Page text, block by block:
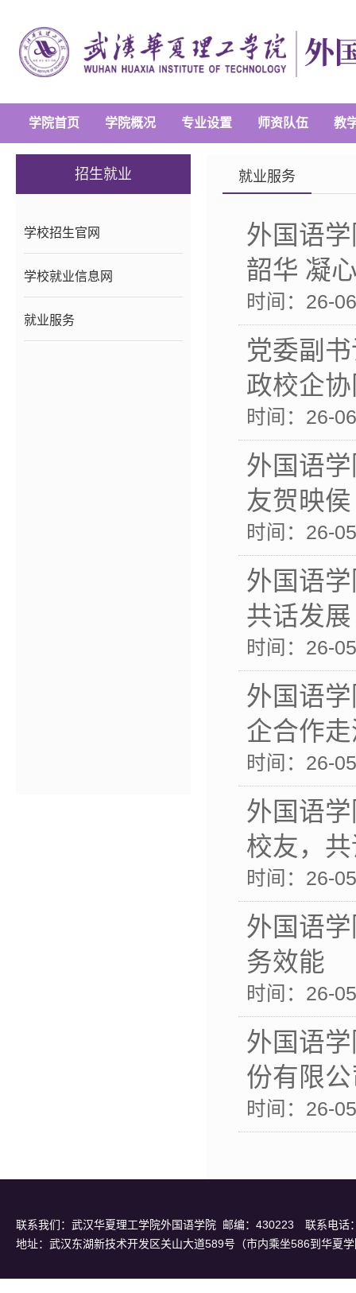
学院首页 学院概况 专业设置 师资队伍 教
招生就业
学校招生官网
学校就业信息网
就业服务
就业服务
外国语
韶华 凝
时间：26-
党委副
政校企
时间：26-
外国语
友贺映侯
时间：26-
外国语
共话发展
时间：26-
外国语
企合作
时间：26-
外国语
校友，
时间：26-
外国语
务效能
时间：26-
外国语
份有限
时间：26-
联系我们：武汉华夏理工学院外国语学院 邮编：430223 联系电话
地址：武汉东湖新技术开发区关山大道589号（市内乘坐586到华夏